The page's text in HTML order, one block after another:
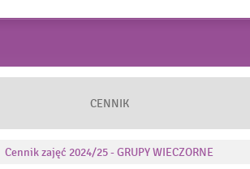
CENNIK
Cennik zajęć 2024/25 - GRUPY WIECZORNE